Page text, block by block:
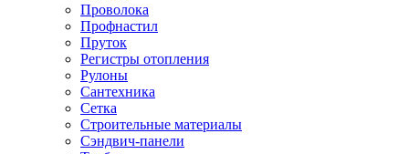
Проволока
Профнастил
Пруток
Регистры отопления
Рулоны
Сантехника
Сетка
Строительные материалы
Сэндвич-панели